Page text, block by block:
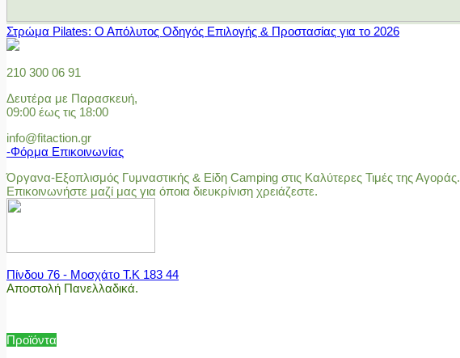
Στρώμα Pilates: Ο Απόλυτος Οδηγός Επιλογής & Προστασίας για το 2026
210 300 06 91
Δευτέρα με Παρασκευή,
09:00 έως τις 18:00
info@fitaction.gr
-Φόρμα Επικοινωνίας
Όργανα-Εξοπλισμός Γυμναστικής & Είδη Camping στις Καλύτερες Τιμές της Αγοράς.
Επικοινωνήστε μαζί μας για όποια διευκρίνιση χρειάζεστε.
Πίνδου 76 - Μοσχάτο Τ.Κ 183 44
Αποστολή Πανελλαδικά.
Προϊόντα